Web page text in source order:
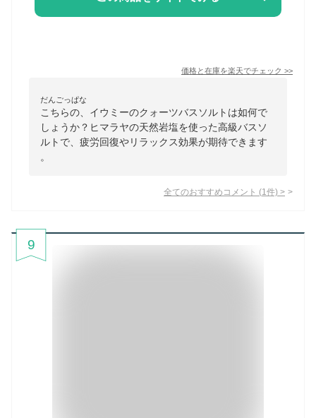
価格と在庫を楽天でチェック >>
だんごっぱな
こちらの、イウミーのクォーツバスソルトは如何で
しょうか？ヒマラヤの天然岩塩を使った高級バスソ
ルトで、疲労回復やリラックス効果が期待できます
。
全てのおすすめコメント (1 件) >
9